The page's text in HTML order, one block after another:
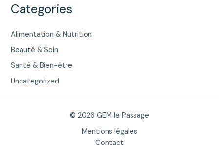
Categories
Alimentation & Nutrition
Beauté & Soin
Santé & Bien-être
Uncategorized
© 2026 GEM le Passage
Mentions légales
Contact